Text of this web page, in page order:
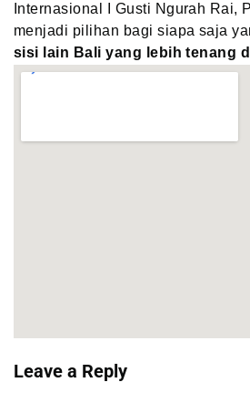
Internasional I Gusti Ngurah Rai,
menjadi pilihan bagi siapa saja
sisi lain Bali yang lebih tenang
Leave a Reply